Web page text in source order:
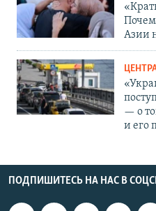
Азии
— о
и его
ПОДПИШИТЕСЬ НА НАС В